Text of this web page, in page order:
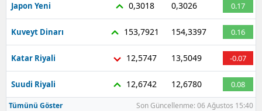
Japon Yeni 0,3018 0,3026 0.17
Kuveyt Dinarı 153,7921 154,3397 0.16
Katar Riyali 12,5747 13,5049 -0.07
Suudi Riyali 12,6742 12,6780 0.08
Tümünü Göster Son Güncellenme: 06 Ağustos 15:40